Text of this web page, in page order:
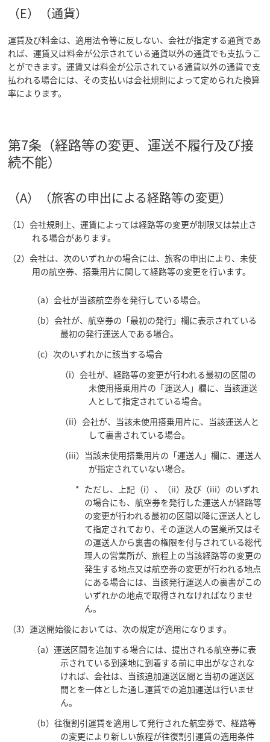
（E）（通貨）
運賃及び料金は、適用法令等に反しない、会社が指定する通貨であ
れば、運賃又は料金が公示されている通貨以外の通貨でも支払うこ
とができます。運賃又は料金が公示されている通貨以外の通貨で支
払われる場合には、その支払いは会社規則によって定められた換算
率によります。
第7条（経路等の変更、運送不履行及び接
続不能）
（A）（旅客の申出による経路等の変更）
（1）会社規則上、運賃によっては経路等の変更が制限又は禁止さ
れる場合があります。
（2）会社は、次のいずれかの場合には、旅客の申出により、未使
用の航空券、搭乗用片に関して経路等の変更を行います。
（a）会社が当該航空券を発行している場合。
（b）会社が、航空券の「最初の発行」欄に表示されている
最初の発行運送人である場合。
（c）次のいずれかに該当する場合
（i）会社が、経路等の変更が行われる最初の区間の
未使用搭乗用片の「運送人」欄に、当該運送
人として指定されている場合。
（ii）会社が、当該未使用搭乗用片に、当該運送人と
して裏書されている場合。
（iii）当該未使用搭乗用片の「運送人」欄に、運送人
が指定されていない場合。
ただし、上記（i）、（ii）及び（iii）のいずれ
の場合にも、航空券を発行した運送人が経路等
の変更が行われる最初の区間以降に運送人とし
て指定されており、その運送人の営業所又はそ
の運送人から裏書の権限を付与されている総代
理人の営業所が、旅程上の当該経路等の変更の
発生する地点又は航空券の変更が行われる地点
にある場合には、当該発行運送人の裏書がこの
いずれかの地点で取得されなければなりませ
ん。
（3）運送開始後においては、次の規定が適用になります。
（a）運送区間を追加する場合には、提出される航空券に表
示されている到達地に到着する前に申出がなされな
ければ、会社は、当該追加運送区間と当初の運送区
間とを一体とした通し運賃での追加運送は行いませ
ん。
（b）往復割引運賃を適用して発行された航空券で、経路等
の変更により新しい旅程が往復割引運賃の適用条件